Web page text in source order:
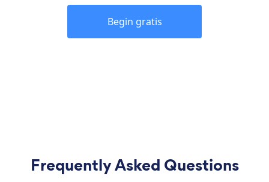
Begin gratis
Frequently Asked Questions